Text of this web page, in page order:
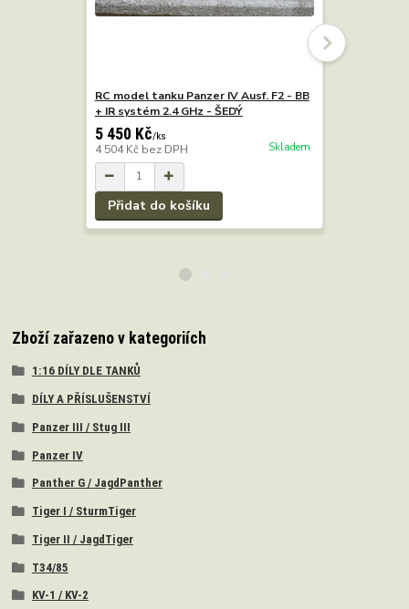
RC model tanku Panzer IV Ausf. F2 - BB
+ IR systém 2.4 GHz - ŠEDÝ
5 450 Kč/ks
4 504 Kč bez DPH Skladem
Přidat do košíku
Zboží zařazeno v kategoriích
1:16 DÍLY DLE TANKŮ
DÍLY A PŘÍSLUŠENSTVÍ
Panzer III / Stug III
Panzer IV
Panther G / JagdPanther
Tiger I / SturmTiger
Tiger II / JagdTiger
T34/85
KV-1 / KV-2